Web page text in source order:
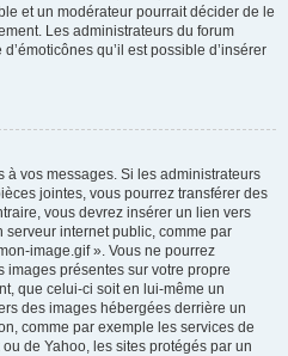
et un modérateur pourrait décider de le
Les administrateurs du forum
qu’il est possible d’insérer
vos messages. Si les administrateurs
jointes, vous pourrez transférer des
vous devrez insérer un lien vers
internet public, comme par
image.gif ». Vous ne pourrez
présentes sur votre propre
que celui-ci soit en lui-même un
des images hébergées derrière un
comme par exemple les services de
de Yahoo, les sites protégés par un